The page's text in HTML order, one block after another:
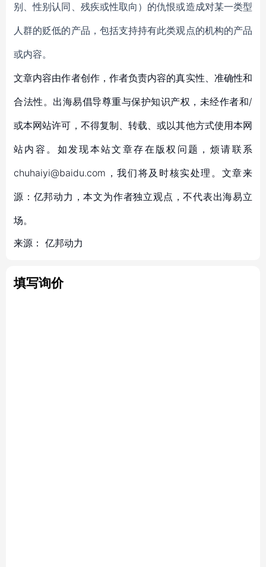
别、性别认同、残疾或性取向）的仇恨或造成对某一类型
人群的贬低的产品，包括支持持有此类观点的机构的产品
或内容。
文章内容由作者创作，作者负责内容的真实性、准确性和
合法性。出海易倡导尊重与保护知识产权，未经作者和/
或本网站许可，不得复制、转载、或以其他方式使用本网
站内容。如发现本站文章存在版权问题，烦请联系
chuhaiyi@baidu.com，我们将及时核实处理。文章来
源：亿邦动力，本文为作者独立观点，不代表出海易立
场。
来源： 亿邦动力
填写询价